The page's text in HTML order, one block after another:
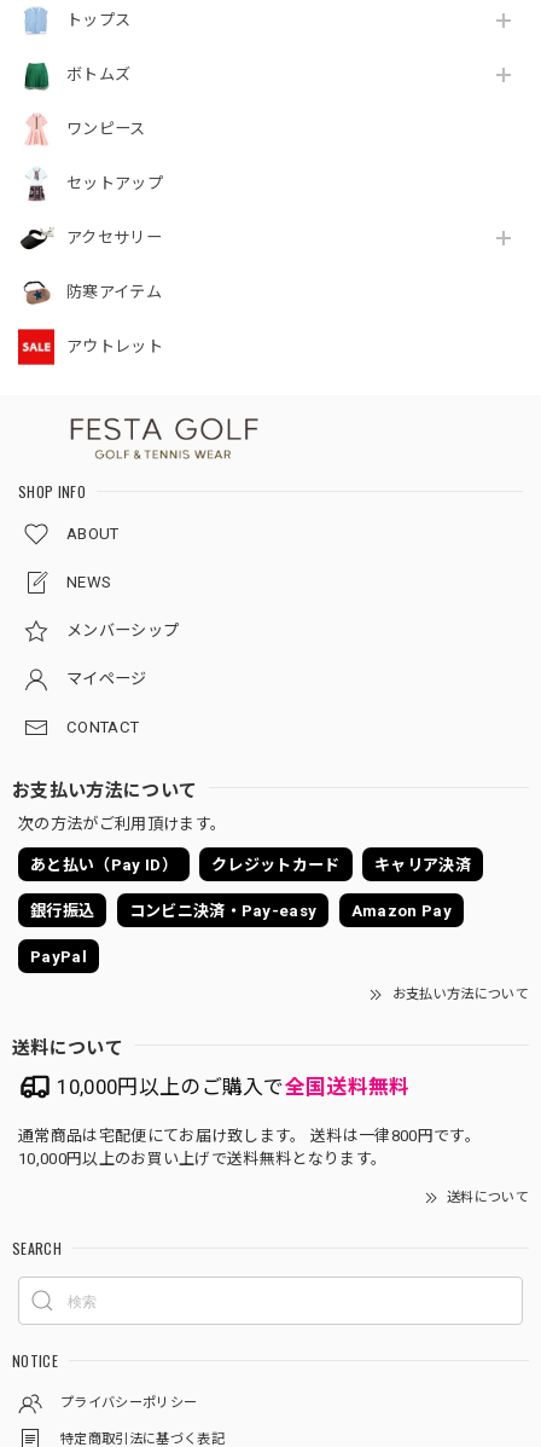
トップス
ボトムズ
ワンピース
セットアップ
アクセサリー
防寒アイテム
アウトレット
SHOP INFO
ABOUT
NEWS
メンバーシップ
マイページ
CONTACT
お支払い方法について
次の方法がご利用頂けます。
あと払い（Pay ID） クレジットカード キャリア決済
銀行振込 コンビニ決済・Pay-easy Amazon Pay
PayPal
お支払い方法について
送料について
10,000円以上のご購入で全国送料無料
通常商品は宅配便にてお届け致します。 送料は一律800円です。
10,000円以上のお買い上げで送料無料となります。
送料について
SEARCH
NOTICE
プライバシーポリシー
特定商取引法に基づく表記